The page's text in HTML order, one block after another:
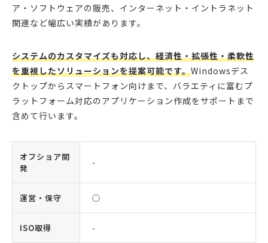
ア・ソフトウェアの販売、インターネット・イントラネット
関連など幅広い実績があります。
システムのカスタマイズも対応し、経済性・拡張性・柔軟性
を重視したソリューションを提案可能です。Windowsデス
クトップからスマートフォン向けまで、バラエティに富むプ
ラットフォーム対応のアプリケーション作成をサポートまで
含めて行います。
オフショア開
発
-
運営・保守 ◯
ISO取得 -